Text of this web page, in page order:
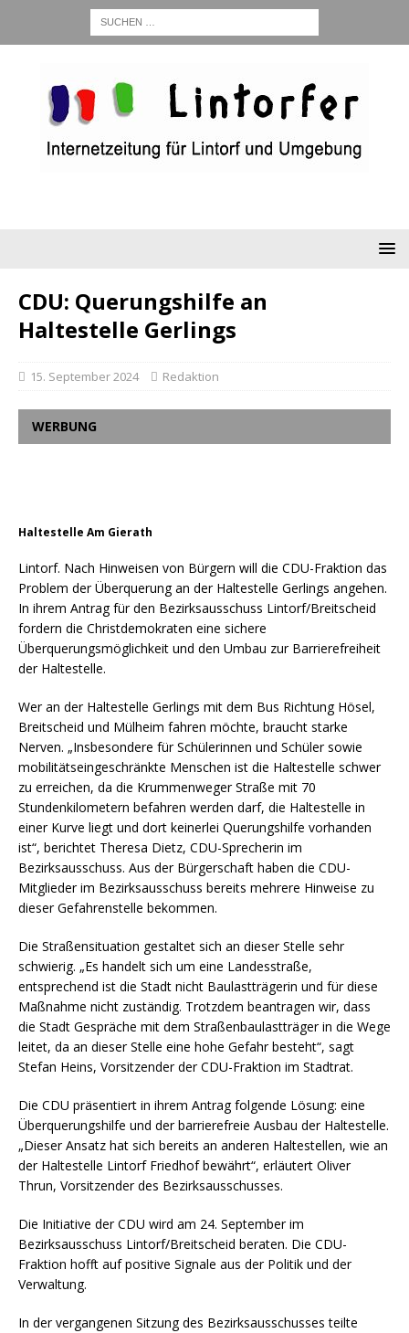
CDU: Querungshilfe an
Haltestelle Gerlings
15. September 2024 Redaktion
WERBUNG
Haltestelle Am Gierath
Lintorf. Nach Hinweisen von Bürgern will die CDU-Fraktion das
Problem der Überquerung an der Haltestelle Gerlings angehen.
In ihrem Antrag für den Bezirksausschuss Lintorf/Breitscheid
fordern die Christdemokraten eine sichere
Überquerungsmöglichkeit und den Umbau zur Barrierefreiheit
der Haltestelle.
Wer an der Haltestelle Gerlings mit dem Bus Richtung Hösel,
Breitscheid und Mülheim fahren möchte, braucht starke
Nerven. „Insbesondere für Schülerinnen und Schüler sowie
mobilitätseingeschränkte Menschen ist die Haltestelle schwer
zu erreichen, da die Krummenweger Straße mit 70
Stundenkilometern befahren werden darf, die Haltestelle in
einer Kurve liegt und dort keinerlei Querungshilfe vorhanden
ist“, berichtet Theresa Dietz, CDU-Sprecherin im
Bezirksausschuss. Aus der Bürgerschaft haben die CDU-
Mitglieder im Bezirksausschuss bereits mehrere Hinweise zu
dieser Gefahrenstelle bekommen.
Die Straßensituation gestaltet sich an dieser Stelle sehr
schwierig. „Es handelt sich um eine Landesstraße,
entsprechend ist die Stadt nicht Baulastträgerin und für diese
Maßnahme nicht zuständig. Trotzdem beantragen wir, dass
die Stadt Gespräche mit dem Straßenbaulastträger in die Wege
leitet, da an dieser Stelle eine hohe Gefahr besteht“, sagt
Stefan Heins, Vorsitzender der CDU-Fraktion im Stadtrat.
Die CDU präsentiert in ihrem Antrag folgende Lösung: eine
Überquerungshilfe und der barrierefreie Ausbau der Haltestelle.
„Dieser Ansatz hat sich bereits an anderen Haltestellen, wie an
der Haltestelle Lintorf Friedhof bewährt“, erläutert Oliver
Thrun, Vorsitzender des Bezirksausschusses.
Die Initiative der CDU wird am 24. September im
Bezirksausschuss Lintorf/Breitscheid beraten. Die CDU-
Fraktion hofft auf positive Signale aus der Politik und der
Verwaltung.
In der vergangenen Sitzung des Bezirksausschusses teilte